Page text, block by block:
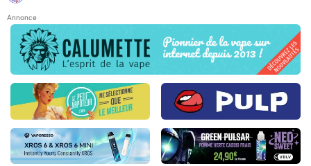
Annonce